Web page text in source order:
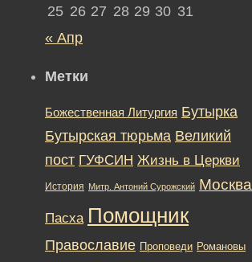
25 26 27 28 29 30 31
« Апр
Метки
Божественная Литургия Бутырка
Бутырская тюрьма Великий
пост ГУФСИН Жизнь в Церкви
История Митр. Антоний Сурожский Москва
Пасха Помощник
Православие Проповеди Романовы